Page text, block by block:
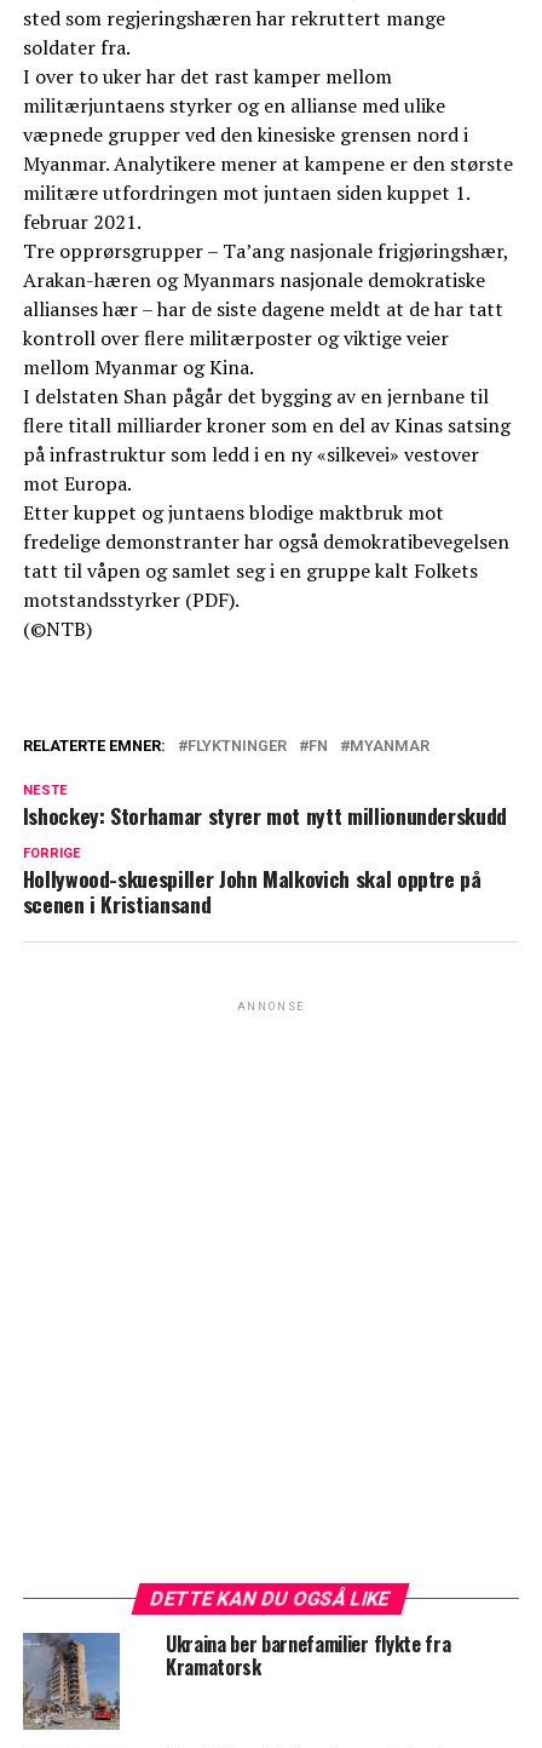
sted som regjeringshæren har rekruttert mange
soldater fra.
I over to uker har det rast kamper mellom
militærjuntaens styrker og en allianse med ulike
væpnede grupper ved den kinesiske grensen nord i
Myanmar. Analytikere mener at kampene er den største
militære utfordringen mot juntaen siden kuppet 1.
februar 2021.
Tre opprørsgrupper – Ta’ang nasjonale frigjøringshær,
Arakan-hæren og Myanmars nasjonale demokratiske
allianses hær – har de siste dagene meldt at de har tatt
kontroll over flere militærposter og viktige veier
mellom Myanmar og Kina.
I delstaten Shan pågår det bygging av en jernbane til
flere titall milliarder kroner som en del av Kinas satsing
på infrastruktur som ledd i en ny «silkevei» vestover
mot Europa.
Etter kuppet og juntaens blodige maktbruk mot
fredelige demonstranter har også demokratibevegelsen
tatt til våpen og samlet seg i en gruppe kalt Folkets
motstandsstyrker (PDF).
(©NTB)
RELATERTE EMNER: FLYKTNINGER FN MYANMAR
NESTE
Ishockey: Storhamar styrer mot nytt millionunderskudd
FORRIGE
Hollywood-skuespiller John Malkovich skal opptre på
scenen i Kristiansand
ANNONSE
DETTE KAN DU OGSÅ LIKE
Ukraina ber barnefamilier flykte fra
Kramatorsk